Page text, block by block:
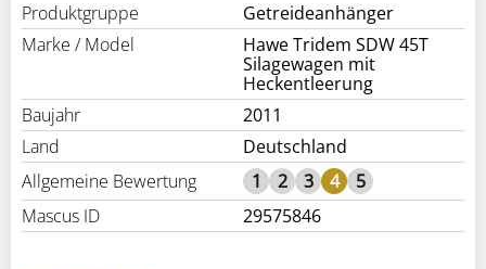
Produktgruppe
Getreideanhänger
Marke / Model
Hawe Tridem SDW 45T
Silagewagen mit
Heckentleerung
Baujahr
2011
Land
Deutschland
Allgemeine Bewertung
1 2 3 4
5
Mascus ID
29575846